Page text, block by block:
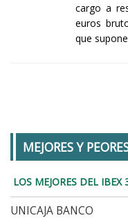
cargo a
euros
que
MEJORES Y
LOS MEJORES DEL IBEX
UNICAJA BANCO